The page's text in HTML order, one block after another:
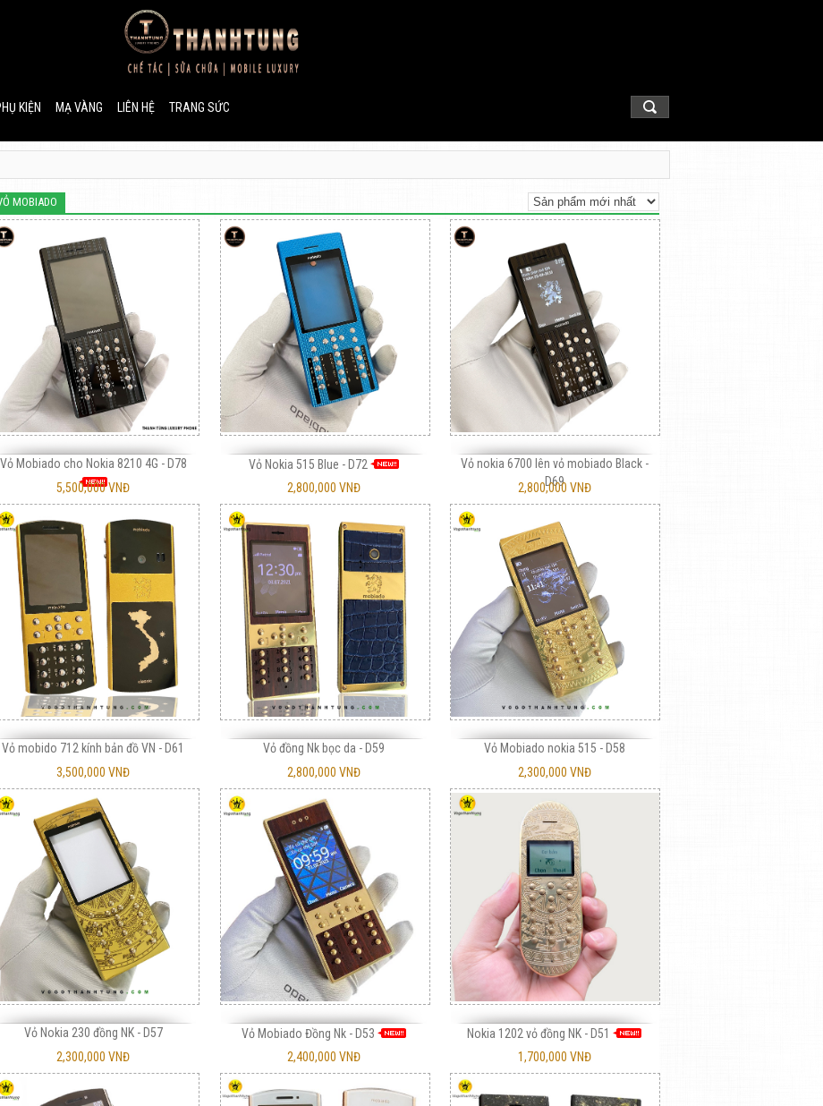
KIỆN MẠ VÀNG LIÊN HỆ TRANG SỨC
MOBIADO
Vỏ Mobiado cho Nokia 8210 4G - D78
5,500,000 VNĐ
Vỏ Nokia 515 Blue - D72
2,800,000 VNĐ
Vỏ nokia 6700 lên vỏ mobiado Black -
D69
2,800,000 VNĐ
Vỏ mobido 712 kính bản đồ VN - D61
3,500,000 VNĐ
Vỏ đồng Nk bọc da - D59
2,800,000 VNĐ
Vỏ Mobiado nokia 515 - D58
2,300,000 VNĐ
Vỏ Nokia 230 đồng NK - D57
2,300,000 VNĐ
Vỏ Mobiado Đồng Nk - D53
2,400,000 VNĐ
Nokia 1202 vỏ đồng NK - D51
1,700,000 VNĐ